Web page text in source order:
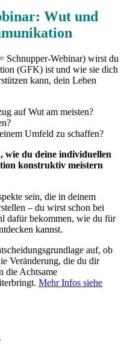
Wut und
Schnupper-Webinar) wirst du
(GFK) ist und wie sie dich
kann, dein Leben
auf Wut am meisten?
Umfeld zu schaffen?
wie du deine individuellen
konstruktiv meistern
sein, die in deinem
– du wirst schon bei
dafür bekommen, wie du für
kannst.
auf, ob
Veränderung, die du dir
die Achtsame
Mehr Infos siehe